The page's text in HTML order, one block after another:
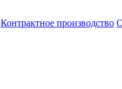
Контрактное производство